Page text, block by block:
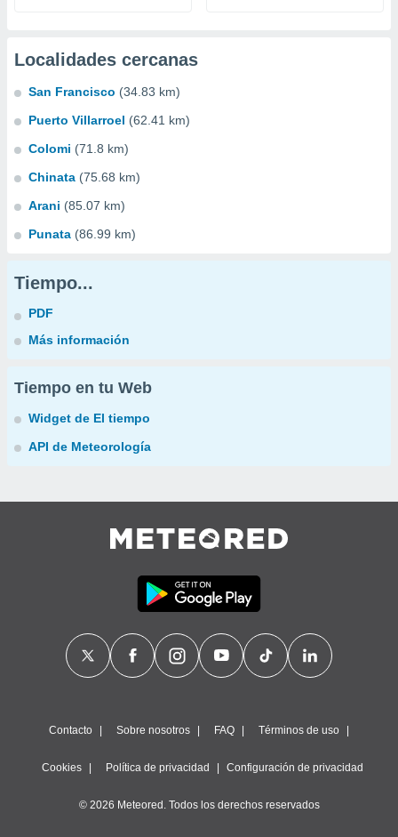
Localidades cercanas
San Francisco (34.83 km)
Puerto Villarroel (62.41 km)
Colomi (71.8 km)
Chinata (75.68 km)
Arani (85.07 km)
Punata (86.99 km)
Tiempo...
PDF
Más información
Tiempo en tu Web
Widget de El tiempo
API de Meteorología
Contacto Sobre nosotros FAQ Términos de uso
Cookies Política de privacidad Configuración de privacidad
© 2026 Meteored. Todos los derechos reservados